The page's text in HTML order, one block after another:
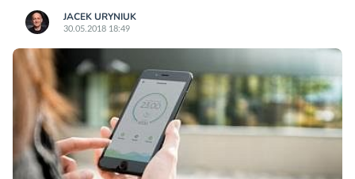
JACEK URYNIUK
30.05.2018 18:49